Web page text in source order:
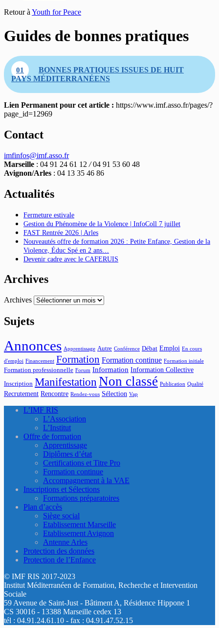
Retour à Youth for Peace
Guides de bonnes pratiques
01
BONNES PRATIQUES ISSUES DE HUIT
PAYS MÉDITERRANÉENS
Lien Permanent pour cet article : https://www.imf.asso.fr/pages/?
page_id=12969
Contact
imfinfos@imf.asso.fr
Marseille : 04 91 24 61 12 /04 91 53 60 48
Avignon/Arles : 04 13 35 46 86
Actualités
Fermeture estivale
Gestion du Phénomène de la Violence | InfoColl 7 juillet
FAST Rentrée 2026 | Arles
Nouveautés offre de formation 2026 : Petite Enfance, Gestion de la
Violence, Éduc Spé en 2 ans…
Devenir cadre avec le CAFERUIS
Archives
Archives
Sujets
Annonces Apprentissage Autre Conférence Débat Emploi En cours
d'emploi Financement Formation Formation continue Formation initiale
Formation professionnelle Forum Information Information Collective
Inscription Manifestation Non classé Publication Qualité
Recrutement Rencontre Rendez-vous Sélection Vap
L’IMF RIS
L’Association
L’Institut
Offre de formation
Apprentissage
Diplômes d’état
Certifications et Titre Pro
Formation continue
Accompagnement à la VAE
Inscriptions et Sélections
Formations préparatoires
Plan d’accès
Siège social
Etablissement Marseille
Etablissement Avignon
Antenne Arles
Protection des données
Protection de l’Enfance
© IMF RIS 2017-2023
Institut Méditerranéen de Formation, Recherche et Intervention
Sociale
59 Avenue de Saint-Just - Bâtiment A, Résidence Hippone 1
CS 30016 - 13388 Marseille cedex 13
tél : 04.91.24.61.10 - fax : 04.91.47.52.15